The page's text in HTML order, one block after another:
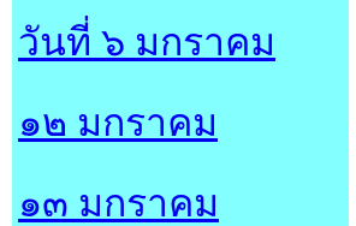
วันที่ ๖ มกราคม
๑๒ มกราคม
๑๓ มกราคม